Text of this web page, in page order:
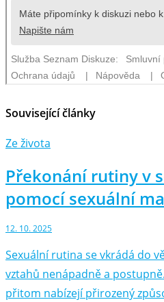
Související články
Ze života
Překonání rutiny v
pomocí sexuální
12. 10. 2025
Sexuální rutina se vkrádá do
vztahů nenápadně a
přitom nabízejí přirozený